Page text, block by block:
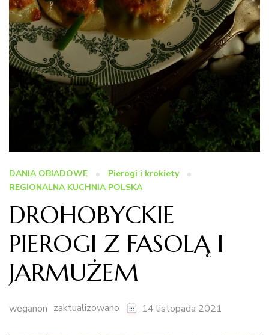
DANIA OBIADOWE
Pierogi i krokiety
REGIONALNA KUCHNIA POLSKA
DROHOBYCKIE
PIEROGI Z FASOLĄ I
JARMUŻEM
weganon zaktualizowano 14 listopada 2021